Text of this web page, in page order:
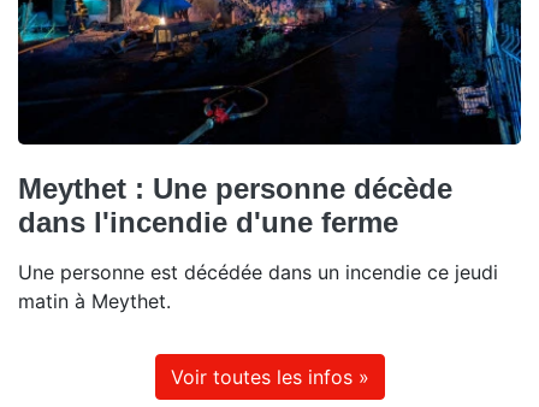
Meythet : Une personne décède
dans l'incendie d'une ferme
Une personne est décédée dans un incendie ce jeudi
matin à Meythet.
Voir toutes les infos »